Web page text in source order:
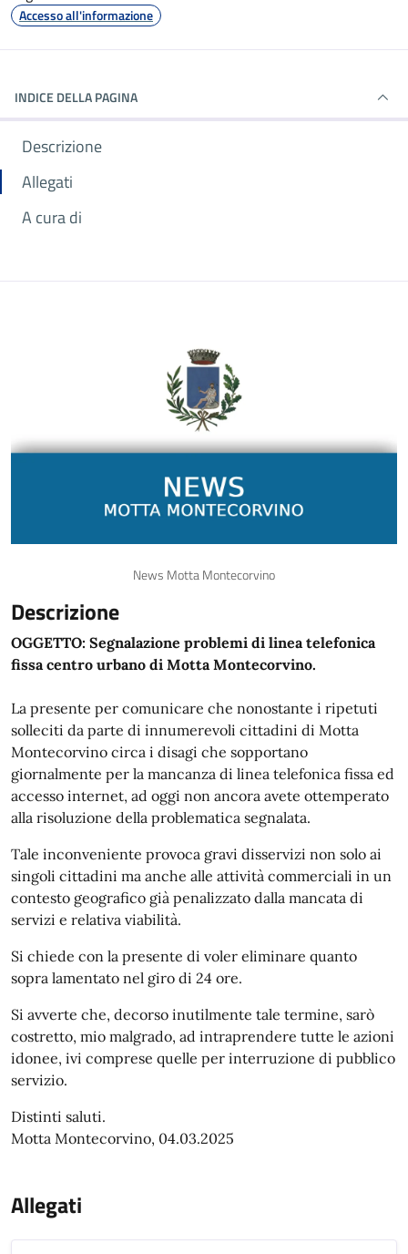
Accesso all'informazione
INDICE DELLA PAGINA
Descrizione
Allegati
A cura di
News Motta Montecorvino
Descrizione
OGGETTO: Segnalazione problemi di linea telefonica
fissa centro urbano di Motta Montecorvino.
La presente per comunicare che nonostante i ripetuti
solleciti da parte di innumerevoli cittadini di Motta
Montecorvino circa i disagi che sopportano
giornalmente per la mancanza di linea telefonica fissa ed
accesso internet, ad oggi non ancora avete ottemperato
alla risoluzione della problematica segnalata.
Tale inconveniente provoca gravi disservizi non solo ai
singoli cittadini ma anche alle attività commerciali in un
contesto geografico già penalizzato dalla mancata di
servizi e relativa viabilità.
Si chiede con la presente di voler eliminare quanto
sopra lamentato nel giro di 24 ore.
Si avverte che, decorso inutilmente tale termine, sarò
costretto, mio malgrado, ad intraprendere tutte le azioni
idonee, ivi comprese quelle per interruzione di pubblico
servizio.
Distinti saluti.
Motta Montecorvino, 04.03.2025
Allegati